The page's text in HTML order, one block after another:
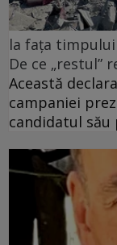
la fața timpului
De ce „restul”
Această
campaniei
candidatul său